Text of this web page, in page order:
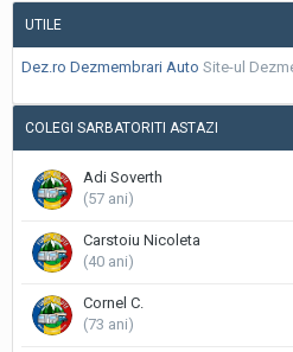
UTILE
Dez.ro Dezmembrari Auto Site-ul
COLEGI SARBATORITI ASTAZI
Adi Soverth
(57 ani)
Carstoiu Nicoleta
(40 ani)
Cornel C.
(73 ani)